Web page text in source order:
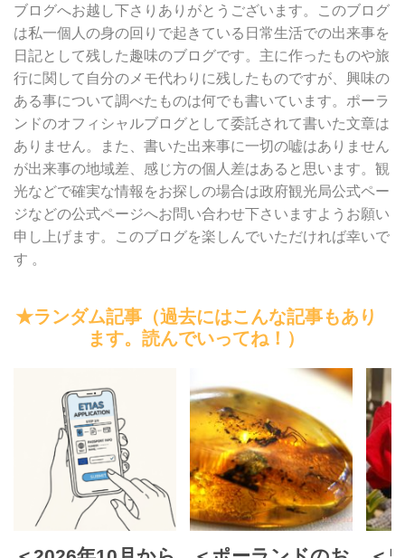
ブログへお越し下さりありがとうございます。このブログ
は私一個人の身の回りで起きている日常生活での出来事を
日記として残した趣味のブログです。主に作ったものや旅
行に関して自分のメモ代わりに残したものですが、興味の
ある事について調べたものは何でも書いています。ポーラ
ンドのオフィシャルブログとして委託されて書いた文章は
ありません。また、書いた出来事に一切の嘘はありません
が出来事の地域差、感じ方の個人差はあると思います。観
光などで確実な情報をお探しの場合は政府観光局公式ペー
ジなどの公式ページへお問い合わせ下さいますようお願い
申し上げます。このブログを楽しんでいただければ幸いで
す 。
★ランダム記事（過去にはこんな記事もあり
ます。読んでいってね！）